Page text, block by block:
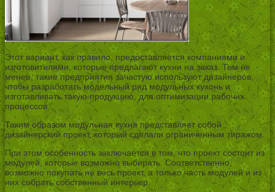
Этот вариант, как правило, предоставляется компаниями и
изготовителями, которые предлагают кухни на заказ. Тем не
менее, такие предприятия зачастую используют дизайнеров,
чтобы разработать модельный ряд модульных кухонь и
изготавливать такую продукцию, для оптимизации рабочих
процессов.
Таким образом модульная кухня представляет собой
дизайнерский проект, который сделали ограниченным тиражом.
При этом особенность заключается в том, что проект состоит из
модулей, которые возможно выбирать. Соответственно,
возможно покупать не весь проект, а только часть модулей и из
них собрать собственный интерьер.